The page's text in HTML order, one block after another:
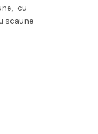
cu
scaune